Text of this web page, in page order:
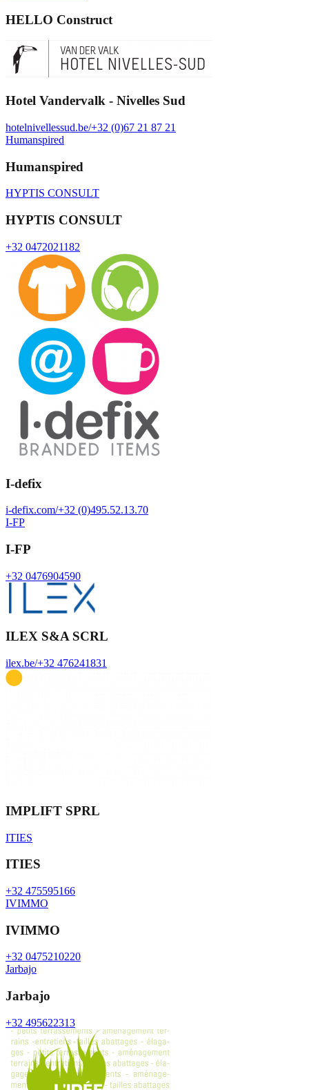
HELLO Construct
Hotel Vandervalk - Nivelles Sud
hotelnivellessud.be/+32 (0)67 21 87 21
Humanspired
Humanspired
HYPTIS CONSULT
HYPTIS CONSULT
+32 0472021182
I-defix
i-defix.com/+32 (0)495.52.13.70
I-FP
I-FP
+32 0476904590
ILEX S&A SCRL
ilex.be/+32 476241831
IMPLIFT SPRL
ITIES
ITIES
+32 475595166
IVIMMO
IVIMMO
+32 0475210220
Jarbajo
Jarbajo
+32 495622313